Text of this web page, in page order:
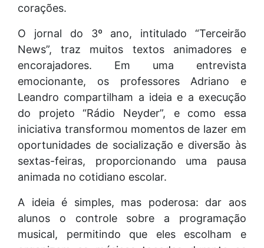
corações.
O jornal do 3º ano, intitulado “Terceirão
News”, traz muitos textos animadores e
encorajadores. Em uma entrevista
emocionante, os professores Adriano e
Leandro compartilham a ideia e a execução
do projeto “Rádio Neyder”, e como essa
iniciativa transformou momentos de lazer em
oportunidades de socialização e diversão às
sextas-feiras, proporcionando uma pausa
animada no cotidiano escolar.
A ideia é simples, mas poderosa: dar aos
alunos o controle sobre a programação
musical, permitindo que eles escolham e